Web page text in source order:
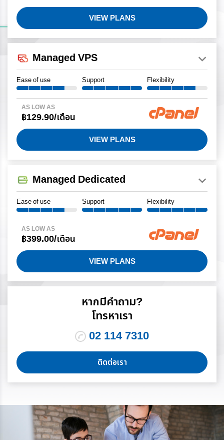
VIEW PLANS
Managed VPS
Ease of use Support Flexibility
AS LOW AS
฿129.90/เดือน
VIEW PLANS
Managed Dedicated
Ease of use Support Flexibility
AS LOW AS
฿399.00/เดือน
VIEW PLANS
หากมีคำถาม?
โทรหาเรา
02 114 7310
ติดต่อเรา